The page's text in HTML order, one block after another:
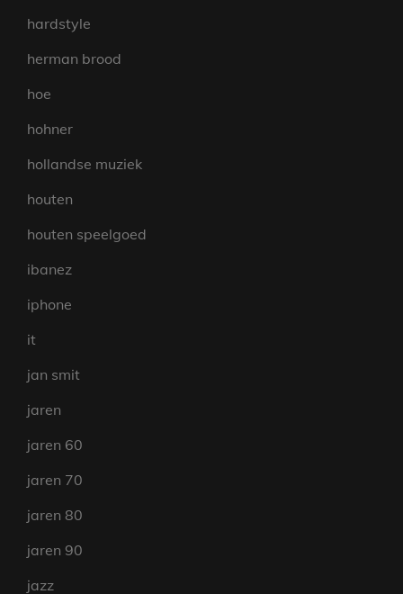
hardstyle
herman brood
hoe
hohner
hollandse muziek
houten
houten speelgoed
ibanez
iphone
it
jan smit
jaren
jaren 60
jaren 70
jaren 80
jaren 90
jazz